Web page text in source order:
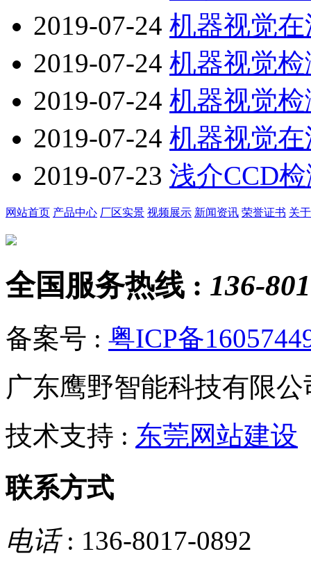
2019-07-24 机器视觉
2019-07-24 机器视觉
2019-07-24 机器视觉
2019-07-24 机器视觉
2019-07-23 浅介CCD
网站首页 产品中心 厂区实景 视频展示 新闻资讯 荣誉证书 关
全国服务热线 : 136-
备案号 : 粤ICP备
广东鹰野智能科技有限
技术支持 : 东莞网站建设
联系方式
电话: 136-8017-0892